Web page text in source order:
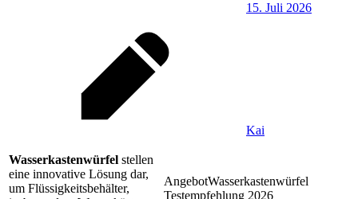
15. Juli 2026
Kai
Wasserkastenwürfel stellen
eine innovative Lösung dar,
um Flüssigkeitsbehälter,
AngebotWasserkastenwürfel
Testempfehlung 2026